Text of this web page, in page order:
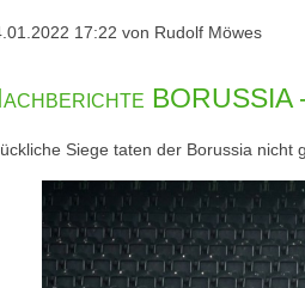
Max
Kranke
Danke,
Max!
17:22 von Rudolf Möwes
Siege taten der Borussia nicht